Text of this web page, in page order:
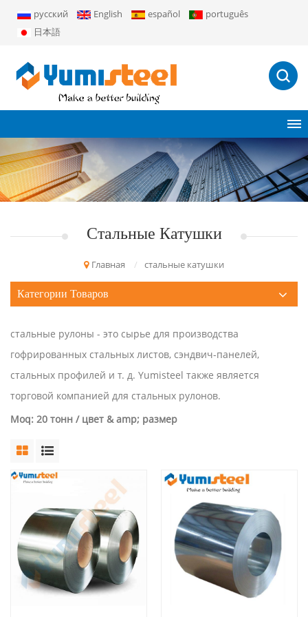
русский English español
português
日本語
Стальные Катушки
Главная / стальные катушки
Категории Товаров
стальные рулоны - это сырье для производства
гофрированных стальных листов, сэндвич-панелей,
стальных профилей и т. д. Yumisteel также является
торговой компанией для стальных рулонов.
Moq: 20 тонн / цвет & amp; размер